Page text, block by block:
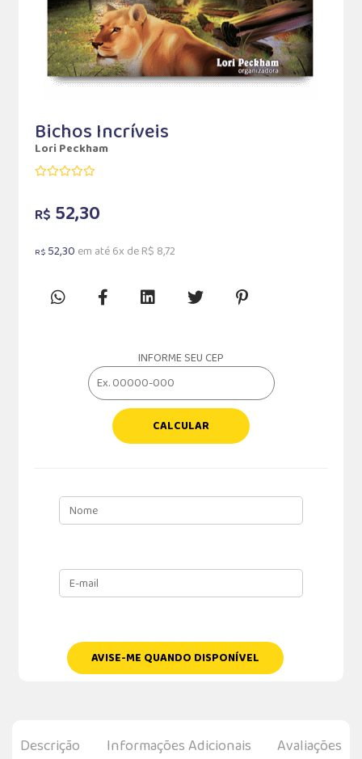
Bichos Incríveis
Lori Peckham
R$ 52,30
R$ 52,30 em até 6x de R$ 8,72
INFORME SEU CEP
CALCULAR
AVISE-ME QUANDO DISPONÍVEL
Descrição Informações Adicionais Avaliações